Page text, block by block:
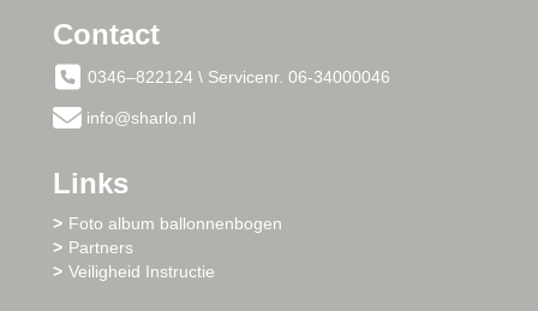
Contact
0346–822124 \ Servicenr. 06-34000046
info@sharlo.nl
Links
Foto album ballonnenbogen
Partners
Veiligheid Instructie